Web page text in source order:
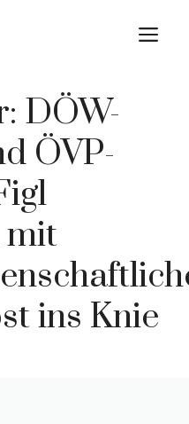
DÖW-
ÖVP-
mit
ins Knie